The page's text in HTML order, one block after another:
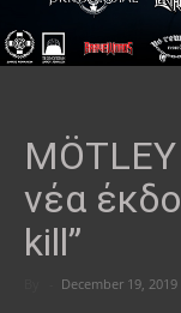
νέα
kill”
December 19, 2019